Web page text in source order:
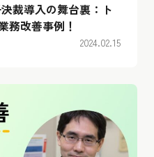
裁導入の舞台裏：ト
務改善事例！
2024.02.15